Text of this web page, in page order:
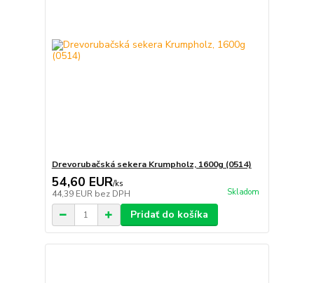
Drevorubačská sekera Krumpholz, 1600g (0514)
54,60 EUR/ks
44,39 EUR bez DPH Skladom
Pridať do košíka